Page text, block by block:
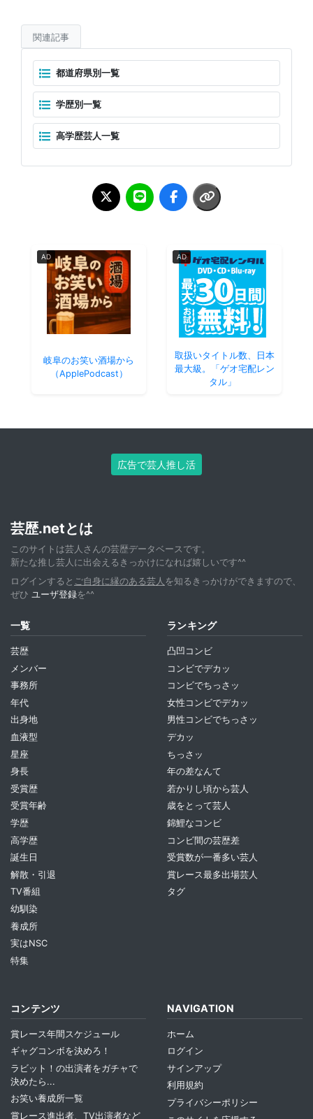
関連記事
都道府県別一覧
学歴別一覧
高学歴芸人一覧
AD
岐阜のお笑い酒場から
（ApplePodcast）
AD
取扱いタイトル数、日本
最大級。「ゲオ宅配レン
タル」
広告で芸人推し活
芸歴.netとは
このサイトは芸人さんの芸歴データベースです。
新たな推し芸人に出会えるきっかけになれば嬉しいです^^
ログインすると ご自身に縁のある芸人 を知るきっかけができますので、
ぜひ ユーザ登録を^^
一覧
芸歴
メンバー
事務所
年代
出身地
血液型
星座
身長
受賞歴
受賞年齢
学歴
高学歴
誕生日
解散・引退
TV番組
幼馴染
養成所
実はNSC
特集
ランキング
凸凹コンビ
コンビでデカッ
コンビでちっさッ
女性コンビでデカッ
男性コンビでちっさッ
デカッ
ちっさッ
年の差なんて
若かりし頃から芸人
歳をとって芸人
錦鯉なコンビ
コンビ間の芸歴差
受賞数が一番多い芸人
賞レース最多出場芸人
タグ
コンテンツ
賞レース年間スケジュール
ギャグコンボを決めろ！
ラビット！の出演者をガチャで
決めたら...
お笑い養成所一覧
賞レース進出者、TV出演者など
NAVIGATION
ホーム
ログイン
サインアップ
利用規約
プライバシーポリシー